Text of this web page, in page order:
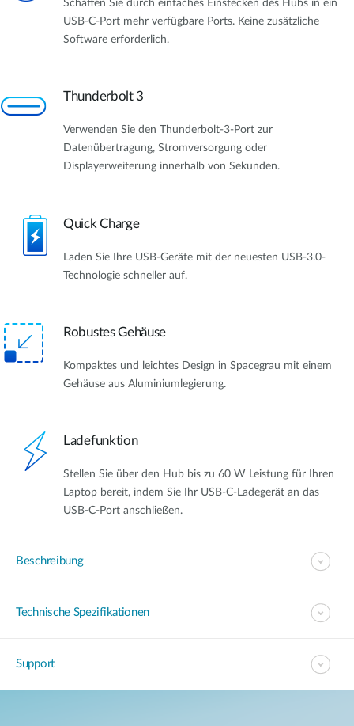
Schaffen Sie durch einfaches Einstecken des Hubs in ein
USB-C-Port mehr verfügbare Ports. Keine zusätzliche
Software erforderlich.
Thunderbolt 3
Verwenden Sie den Thunderbolt-3-Port zur
Datenübertragung, Stromversorgung oder
Displayerweiterung innerhalb von Sekunden.
Quick Charge
Laden Sie Ihre USB-Geräte mit der neuesten USB-3.0-
Technologie schneller auf.
Robustes Gehäuse
Kompaktes und leichtes Design in Spacegrau mit einem
Gehäuse aus Aluminiumlegierung.
Ladefunktion
Stellen Sie über den Hub bis zu 60 W Leistung für Ihren
Laptop bereit, indem Sie Ihr USB-C-Ladegerät an das
USB-C-Port anschließen.
Beschreibung
Technische Spezifikationen
Support